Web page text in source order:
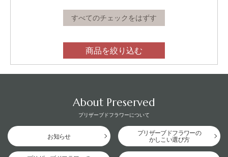
すべてのチェックをはずす
商品を絞り込む
About Preserved
プリザーブドフラワーについて
お知らせ
プリザーブドフラワーの
かしこい選び方